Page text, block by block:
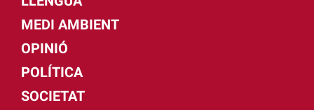
MEDI AMBIENT
OPINIÓ
POLÍTICA
SOCIETAT